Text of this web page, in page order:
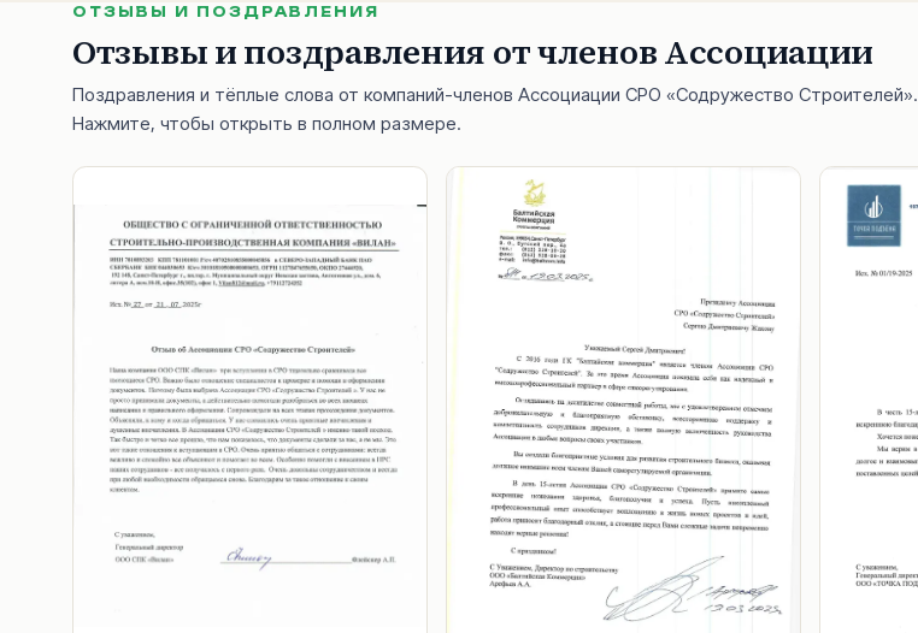
ОТЗЫВЫ И ПОЗДРАВЛЕНИЯ
Отзывы и поздравления от членов Ассоциации
Поздравления и тёплые слова от компаний-членов Ассоциации СРО «Содружество Строителей».
Нажмите, чтобы открыть в полном размере.